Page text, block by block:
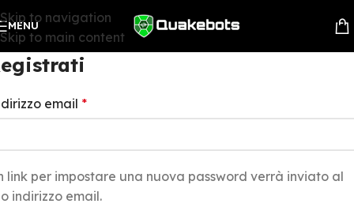
Skip to navigation
Skip to main content
MENU
email *
link per impostare una nuova password verrà inviato al
indirizzo email.